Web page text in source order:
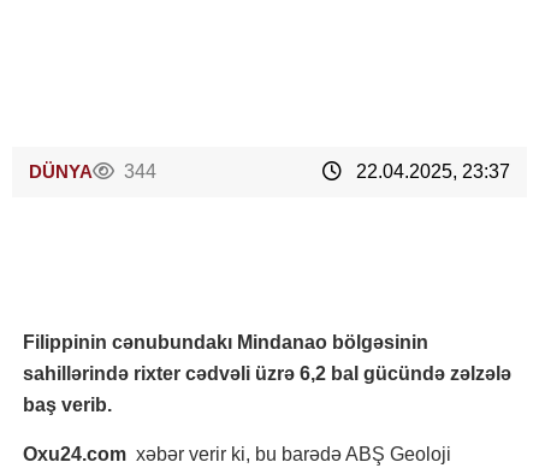
DÜNYA 344 22.04.2025, 23:37
Filippinin cənubundakı Mindanao bölgəsinin
sahillərində rixter cədvəli üzrə 6,2 bal gücündə zəlzələ
baş verib.
Oxu24.com xəbər verir ki, bu barədə ABŞ Geoloji